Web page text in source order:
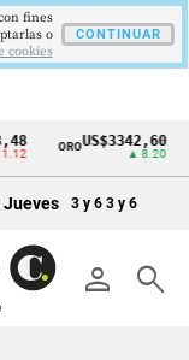
OROUS$3342,60
▲ 8.20
Jueves 3 y 6 3 y 6
person search
fines
o
cookies
CONTINUAR